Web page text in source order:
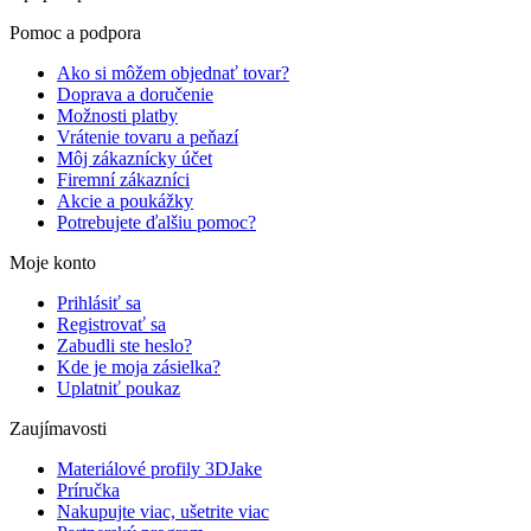
Pomoc a podpora
Ako si môžem objednať tovar?
Doprava a doručenie
Možnosti platby
Vrátenie tovaru a peňazí
Môj zákaznícky účet
Firemní zákazníci
Akcie a poukážky
Potrebujete ďalšiu pomoc?
Moje konto
Prihlásiť sa
Registrovať sa
Zabudli ste heslo?
Kde je moja zásielka?
Uplatniť poukaz
Zaujímavosti
Materiálové profily 3DJake
Príručka
Nakupujte viac, ušetrite viac